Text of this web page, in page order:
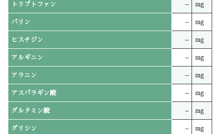
トリプトファン – mg
バリン – mg
ヒスチジン – mg
アルギニン – mg
アラニン – mg
アスパラギン酸 – mg
グルタミン酸 – mg
グリシン – mg